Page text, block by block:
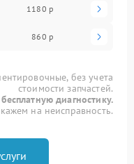
1180 р
860 р
без учета
стоимости запчастей.
диагностику.
на неисправность.